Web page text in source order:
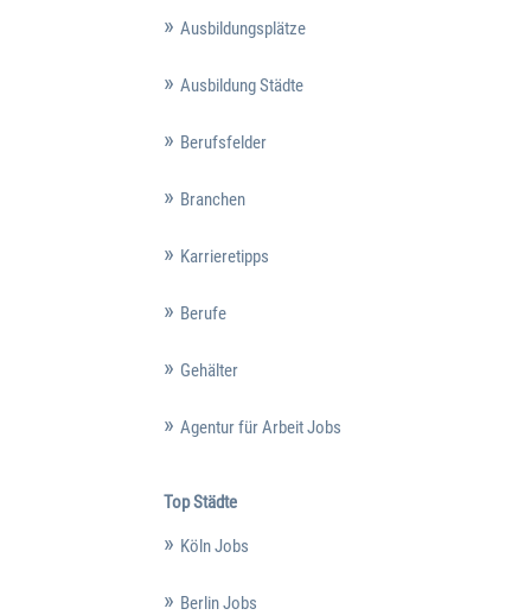
Ausbildungsplätze
Ausbildung Städte
Berufsfelder
Branchen
Karrieretipps
Berufe
Gehälter
Agentur für Arbeit Jobs
Top Städte
Köln Jobs
Berlin Jobs